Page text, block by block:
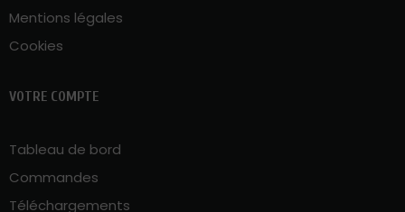
Mentions légales
Cookies
VOTRE COMPTE
Tableau de bord
Commandes
Téléchargements